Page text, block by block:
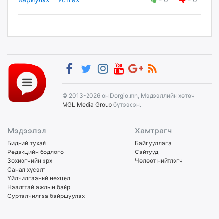
© 2013-2026 он Dorgio.mn, Мэдээллийн хөтөч
MGL Media Group бүтээсэн.
Мэдээлэл
Бидний тухай
Редакцийн бодлого
Зохиогчийн эрх
Санал хүсэлт
Үйлчилгээний нөхцөл
Нээлттэй ажлын байр
Сурталчилгаа байршуулах
Хамтрагч
Байгууллага
Сайтууд
Чөлөөт нийтлэгч